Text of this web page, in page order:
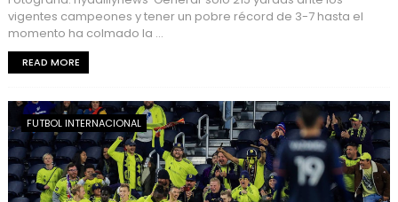
vigentes campeones y tener un pobre récord de 3-7 hasta el
momento ha colmado la ...
READ MORE
FUTBOL INTERNACIONAL